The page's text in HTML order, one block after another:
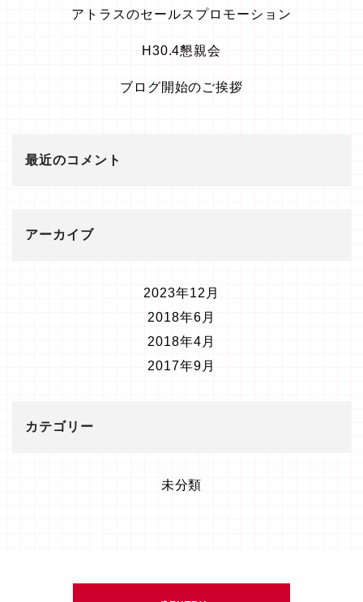
アトラスのセールスプロモーション
H30.4懇親会
ブログ開始のご挨拶
最近のコメント
アーカイブ
2023年12月
2018年6月
2018年4月
2017年9月
カテゴリー
未分類